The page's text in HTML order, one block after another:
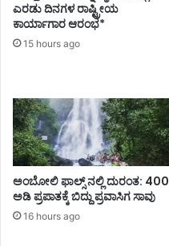
a
g
l
i
R
a
y
a
n
n
ದ
ಟ
ನೆ
ಎರಡು ದಿನಗಳ ರಾಷ್ಟ್ರೀಯ
ಕಾರ್ಯಾಗಾರ ಆರಂಭ*
15 hours ago
ಅಂಬೋಲಿ ಫಾಲ್ಸ್ ನಲ್ಲಿ ದುರಂತ: 400
ಅಡಿ ಪ್ರಪಾತಕ್ಕೆ ಬಿದ್ದು ಪ್ರವಾಸಿಗ ಸಾವು
16 hours ago